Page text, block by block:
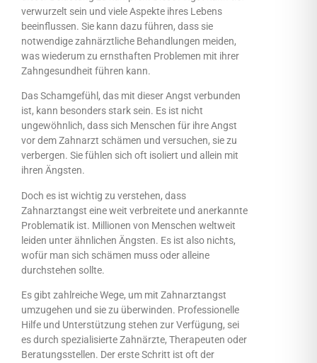
verwurzelt sein und viele Aspekte ihres Lebens
beeinflussen. Sie kann dazu führen, dass sie
notwendige zahnärztliche Behandlungen meiden,
was wiederum zu ernsthaften Problemen mit ihrer
Zahngesundheit führen kann.
Das Schamgefühl, das mit dieser Angst verbunden
ist, kann besonders stark sein. Es ist nicht
ungewöhnlich, dass sich Menschen für ihre Angst
vor dem Zahnarzt schämen und versuchen, sie zu
verbergen. Sie fühlen sich oft isoliert und allein mit
ihren Ängsten.
Doch es ist wichtig zu verstehen, dass
Zahnarztangst eine weit verbreitete und anerkannte
Problematik ist. Millionen von Menschen weltweit
leiden unter ähnlichen Ängsten. Es ist also nichts,
wofür man sich schämen muss oder alleine
durchstehen sollte.
Es gibt zahlreiche Wege, um mit Zahnarztangst
umzugehen und sie zu überwinden. Professionelle
Hilfe und Unterstützung stehen zur Verfügung, sei
es durch spezialisierte Zahnärzte, Therapeuten oder
Beratungsstellen. Der erste Schritt ist oft der